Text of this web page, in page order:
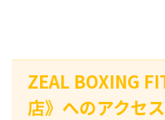
ZEAL BOXING
店》へのアクセス